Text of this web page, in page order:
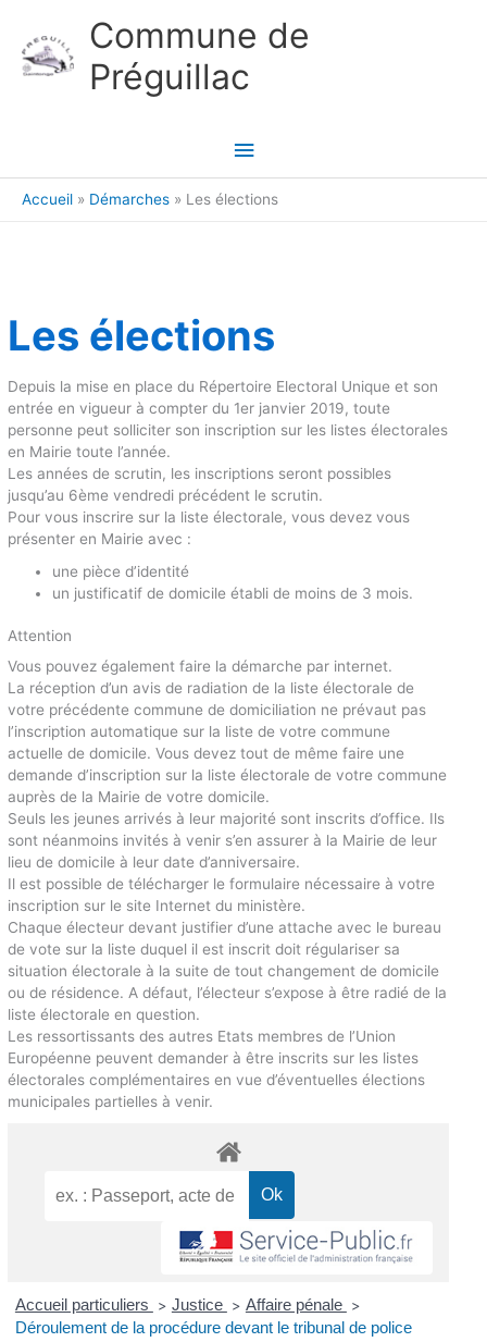
Commune de
Préguillac
Menu
principal
Accueil Démarches Les élections
Les élections
Depuis la mise en place du Répertoire Electoral Unique et son
entrée en vigueur à compter du 1er janvier 2019, toute
personne peut solliciter son inscription sur les listes électorales
en Mairie toute l’année.
Les années de scrutin, les inscriptions seront possibles
jusqu’au 6ème vendredi précédent le scrutin.
Pour vous inscrire sur la liste électorale, vous devez vous
présenter en Mairie avec :
une pièce d’identité
un justificatif de domicile établi de moins de 3 mois.
Attention
Vous pouvez également faire la démarche par internet.
La réception d’un avis de radiation de la liste électorale de
votre précédente commune de domiciliation ne prévaut pas
l’inscription automatique sur la liste de votre commune
actuelle de domicile. Vous devez tout de même faire une
demande d’inscription sur la liste électorale de votre commune
auprès de la Mairie de votre domicile.
Seuls les jeunes arrivés à leur majorité sont inscrits d’office. Ils
sont néanmoins invités à venir s’en assurer à la Mairie de leur
lieu de domicile à leur date d’anniversaire.
Il est possible de télécharger le formulaire nécessaire à votre
inscription sur le site Internet du ministère.
Chaque électeur devant justifier d’une attache avec le bureau
de vote sur la liste duquel il est inscrit doit régulariser sa
situation électorale à la suite de tout changement de domicile
ou de résidence. A défaut, l’électeur s’expose à être radié de la
liste électorale en question.
Les ressortissants des autres Etats membres de l’Union
Européenne peuvent demander à être inscrits sur les listes
électorales complémentaires en vue d’éventuelles élections
municipales partielles à venir.
Accueil particuliers > Justice > Affaire pénale >
Déroulement de la procédure devant le tribunal de police